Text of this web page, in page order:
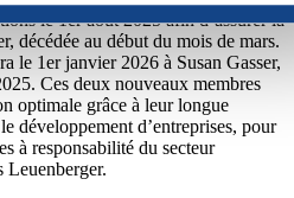
le 1er août 2025 afin d’assurer la
décédée au début du mois de mars.
le 1er janvier 2026 à Susan Gasser,
Ces deux nouveaux membres
optimale grâce à leur longue
développement d’entreprises, pour
à responsabilité du secteur
Leuenberger.